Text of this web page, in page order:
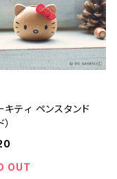
キティ ペンスタンド
OUT